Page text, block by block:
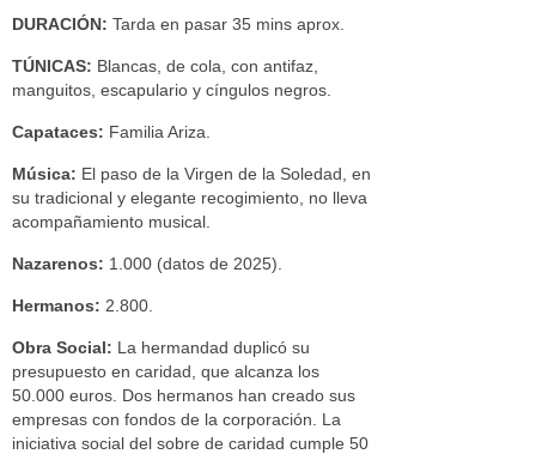
DURACIÓN: Tarda en pasar 35 mins aprox.
TÚNICAS: Blancas, de cola, con antifaz,
manguitos, escapulario y cíngulos negros.
Capataces: Familia Ariza.
Música: El paso de la Virgen de la Soledad, en
su tradicional y elegante recogimiento, no lleva
acompañamiento musical.
Nazarenos: 1.000 (datos de 2025).
Hermanos: 2.800.
Obra Social: La hermandad duplicó su
presupuesto en caridad, que alcanza los
50.000 euros. Dos hermanos han creado sus
empresas con fondos de la corporación. La
iniciativa social del sobre de caridad cumple 50